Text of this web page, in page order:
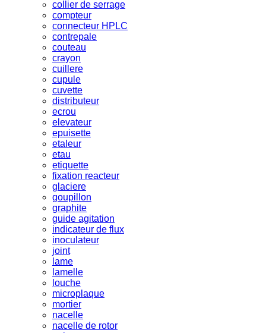
collier de serrage
compteur
connecteur HPLC
contrepale
couteau
crayon
cuillere
cupule
cuvette
distributeur
ecrou
elevateur
epuisette
etaleur
etau
etiquette
fixation reacteur
glaciere
goupillon
graphite
guide agitation
indicateur de flux
inoculateur
joint
lame
lamelle
louche
microplaque
mortier
nacelle
nacelle de rotor